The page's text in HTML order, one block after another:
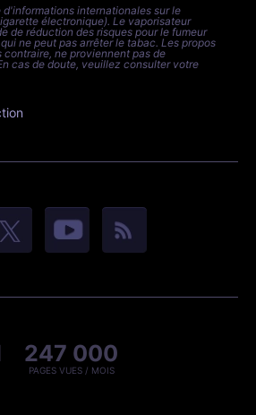
d'informations internationales sur le
électronique). Le vaporisateur
de réduction des risques pour le fumeur
ne peut pas arrêter le tabac. Les propos
contraire, ne proviennent pas de
cas de doute, veuillez consulter votre
247 000
PAGES VUES / MOIS